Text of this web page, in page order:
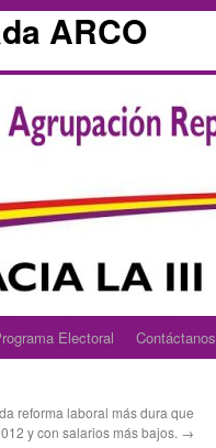
ARCO
Electoral Contáctanos
reforma laboral más dura que
y con salarios más bajos. →